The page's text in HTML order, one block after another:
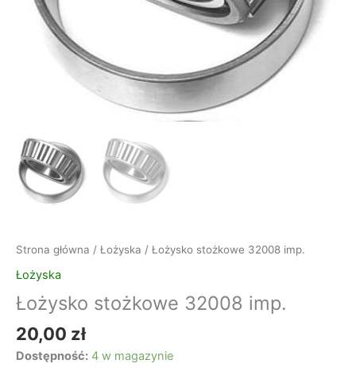
Strona główna / Łożyska / Łożysko stożkowe 32008 imp.
Łożyska
Łożysko stożkowe 32008 imp.
20,00 zł
Dostępność: 4 w magazynie